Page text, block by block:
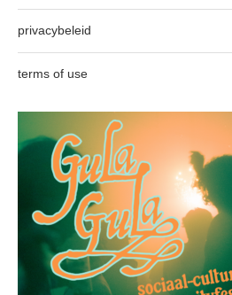
privacybeleid
terms of use